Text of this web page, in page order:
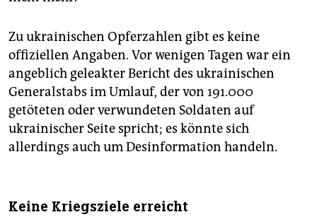
Zu ukrainischen Opferzahlen gibt es keine
offiziellen Angaben. Vor wenigen Tagen war ein
angeblich geleakter Bericht des ukrainischen
Generalstabs im Umlauf, der von 191.000
getöteten oder verwundeten Soldaten auf
ukrainischer Seite spricht; es könnte sich
allerdings auch um Desinformation handeln.
Keine Kriegsziele erreicht